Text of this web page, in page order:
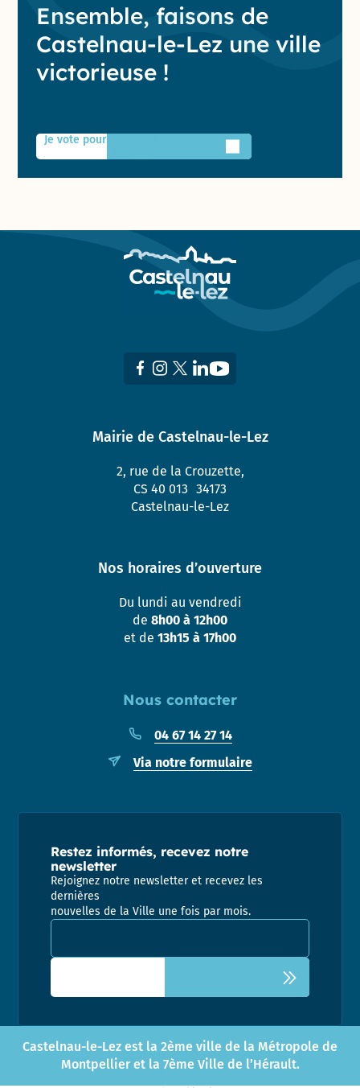
Ensemble, faisons de
Castelnau-le-Lez une ville
victorieuse !
Je vote pour le Parc des Berges
Nous contacter
04 67 14 27 14
Via notre formulaire
Mairie de Castelnau-le-Lez
2, rue de la Crouzette,
CS 40 013 34173
Castelnau-le-Lez
Nos horaires d’ouverture
Du lundi au vendredi
de 8h00 à 12h00
et de 13h15 à 17h00
Restez informés, recevez notre
newsletter
Rejoignez notre newsletter et recevez les
dernières
nouvelles de la Ville une fois par mois.
Adresse email pour la newsletter
Castelnau-le-Lez est la 2ème ville de la Métropole de
Montpellier et la 7ème Ville de l’Hérault.